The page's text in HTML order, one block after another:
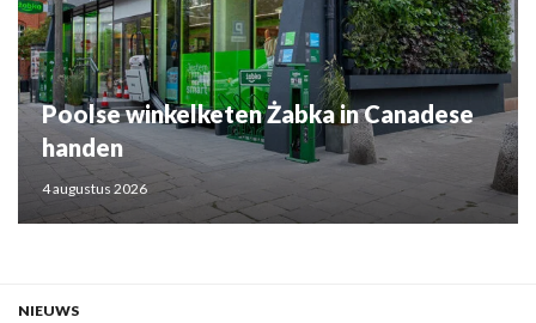
Poolse winkelketen Żabka in Canadese
handen
4 augustus 2026
NIEUWS